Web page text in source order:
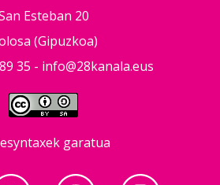
Esteban 20
(Gipuzkoa)
35 - info@28kanala.eus
garatua